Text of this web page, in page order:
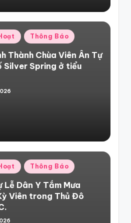
Thông Báo
Thành Chùa Viên Ân Tự
Silver Spring ở tiểu
Thông Báo
Lễ Dân Y Tắm Mưa
Viên trong Thủ Đô